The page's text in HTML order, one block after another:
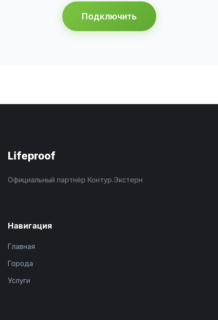
Подключить
Lifeproof
Официальный партнёр Контур.Экстерн
Навигация
Главная
Города
Услуги